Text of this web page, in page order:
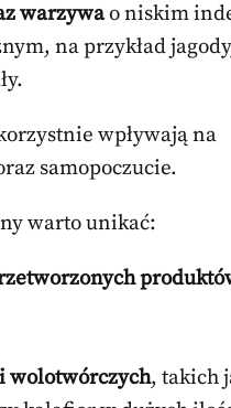
warzywao niskim
na przykład
wpływają na
samopoczucie.
warto unikać:
wolotwórczych, takich